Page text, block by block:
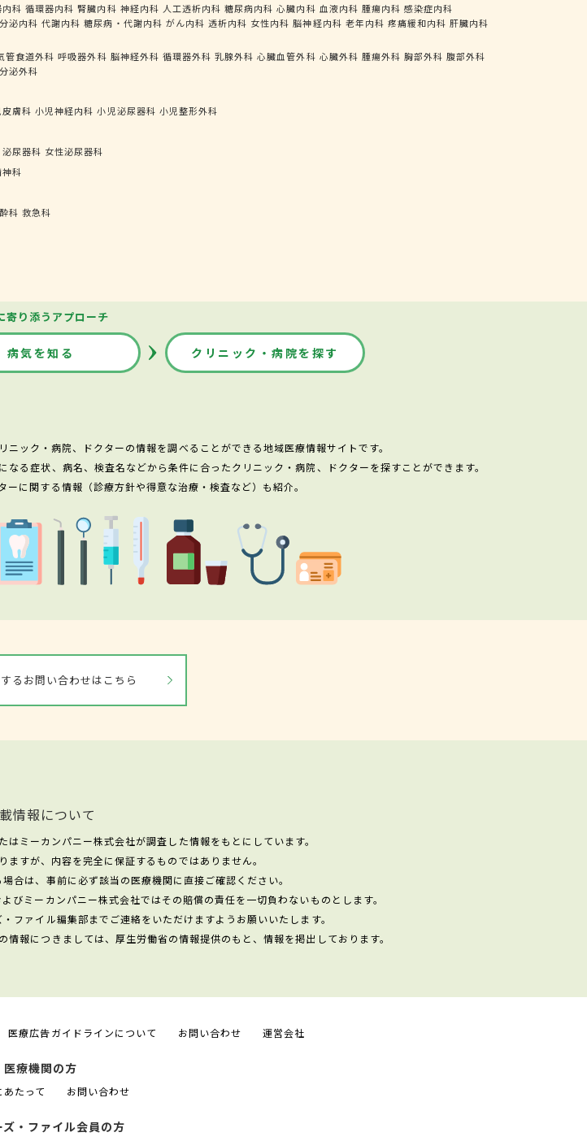
科 循環器内科 腎臓内科 神経内科 人工透析内科 糖尿病内科 心臓内科 血液内科 腫瘍内科 感染症内科
泌内科 代謝内科 糖尿病・代謝内科 がん内科 透析内科 女性内科 脳神経内科 老年内科 疼痛緩和内科 肝臓内科
管食道外科 呼吸器外科 脳神経外科 循環器外科 乳腺外科 心臓血管外科 心臓外科 腫瘍外科 胸部外科 腹部外科
泌外科
膚科 小児神経内科 小児泌尿器科 小児整形外科
泌尿器科 女性泌尿器科
神科
科 救急科
寄り添うアプローチ
病気を知る クリニック・病院を探す
ック・病院、ドクターの情報を調べることができる地域医療情報サイトです。
る症状、病名、検査名などから条件に合ったクリニック・病院、ドクターを探すことができます。
に関する情報（診療方針や得意な治療・検査など）も紹介。
るお問い合わせはこちら
情報について
ミーカンパニー株式会社が調査した情報をもとにしています。
すが、内容を完全に保証するものではありません。
合は、事前に必ず該当の医療機関に直接ご確認ください。
びミーカンパニー株式会社ではその賠償の責任を一切負わないものとします。
ファイル編集部までご連絡をいただけますようお願いいたします。
報につきましては、厚生労働省の情報提供のもと、情報を掲出しております。
医療広告ガイドラインについて お問い合わせ 運営会社
医療機関の方
たって お問い合わせ
ズ・ファイル会員の方